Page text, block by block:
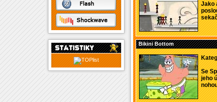
Jako
Bikini Bottom
Se
jeho